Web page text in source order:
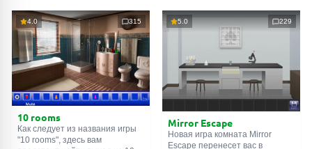
4.0 315
10 rooms
Как следует из названия игры
"10 rooms", здесь вам
5.0 229
Mirror Escape
Новая игра комната Mirror
Escape перенесет вас в